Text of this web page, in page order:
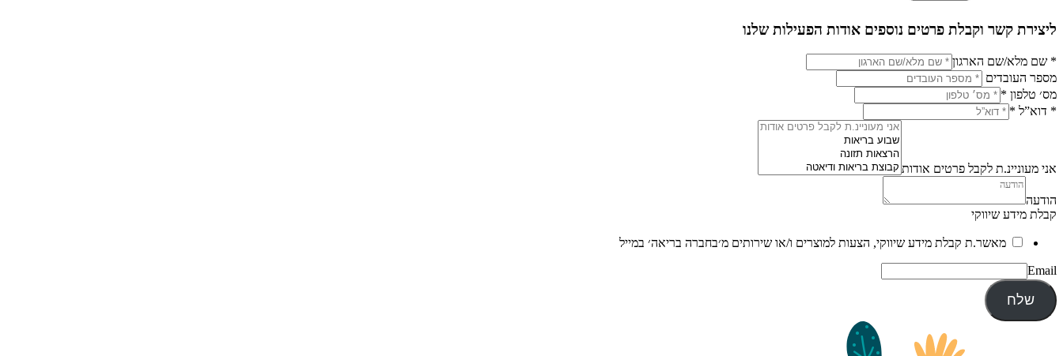
ליצירת קשר וקבלת פרטים נוספים אודות הפעילות שלנו
* שם מלא/שם הארגון
מספר העובדים
מס׳ טלפון *
* דוא”ל *
אני מעוניינ.ת לקבל פרטים אודות
הודעה
קבלת מידע שיווקי
מאשר.ת קבלת מידע שיווקי, הצעות למוצרים ו/או שירותים מ׳בחברה בריאה׳ במייל
Email
שלח